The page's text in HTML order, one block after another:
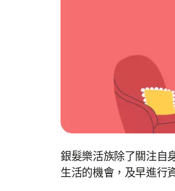
銀髮樂活族除了關注自
生活的機會，及早進行